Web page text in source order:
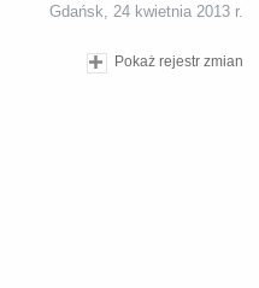
Gdańsk, 24 kwietnia 2013 r.
Pokaż rejestr zmian